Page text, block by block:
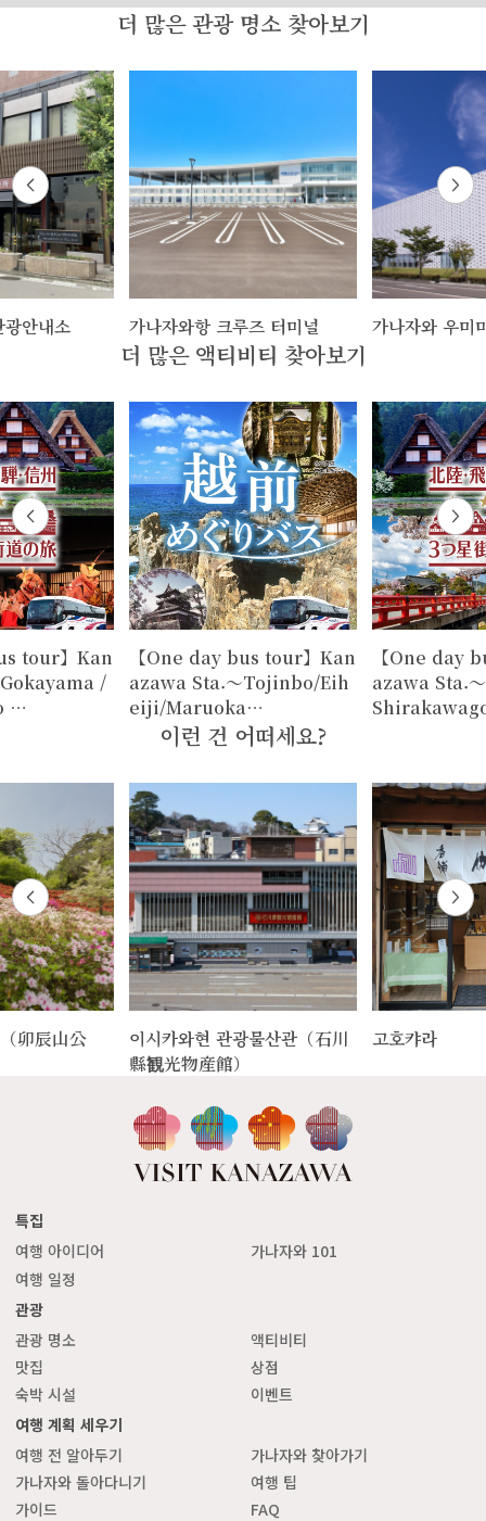
더 많은 관광 명소 찾아보기
안내소 가나자와항 크루즈 터미널 가나자와 우미
더 많은 액티비티 찾아보기
tour】Kan
/
…
【One day bus tour】Kan
azawa Sta.～Tojinbo/Eih
eiji/Maruoka…
【One day
azawa Sta.
이런 건 어떠세요?
卯辰山公
이시카와현 관광물산관（石川
縣観光物産館）
고호캬라
특집
여행 아이디어
가나자와 101
여행 일정
관광
관광 명소
액티비티
맛집
상점
숙박 시설
이벤트
여행 계획 세우기
여행 전 알아두기
가나자와 찾아가기
가나자와 돌아다니기
여행 팁
가이드
FAQ